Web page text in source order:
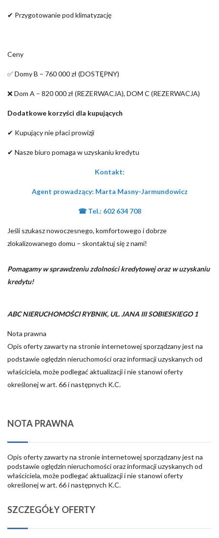
✔ Przygotowanie pod klimatyzację
Ceny
✅ Domy B – 760 000 zł (DOSTĘPNY)
❌ Dom A – 820 000 zł (REZERWACJA), DOM C (REZERWACJA)
Dodatkowe korzyści dla kupujących
✔ Kupujący nie płaci prowizji
✔ Nasze biuro pomaga w uzyskaniu kredytu
Kontakt:
Agent prowadzący: Marta Masny-Jarmundowicz
☎ Tel.: 602 634 708
Jeśli szukasz nowoczesnego, komfortowego i dobrze
zlokalizowanego domu – skontaktuj się z nami!
Pomagamy w sprawdzeniu zdolności kredytowej oraz w uzyskaniu
kredytu!
ABC NIERUCHOMOŚCI RYBNIK, UL. JANA III SOBIESKIEGO 1
Nota prawna
Opis oferty zawarty na stronie internetowej sporządzany jest na
podstawie oględzin nieruchomości oraz informacji uzyskanych od
właściciela, może podlegać aktualizacji i nie stanowi oferty
określonej w art. 66 i następnych K.C.
NOTA PRAWNA
Opis oferty zawarty na stronie internetowej sporządzany jest na
podstawie oględzin nieruchomości oraz informacji uzyskanych od
właściciela, może podlegać aktualizacji i nie stanowi oferty
określonej w art. 66 i następnych K.C.
SZCZEGÓŁY OFERTY